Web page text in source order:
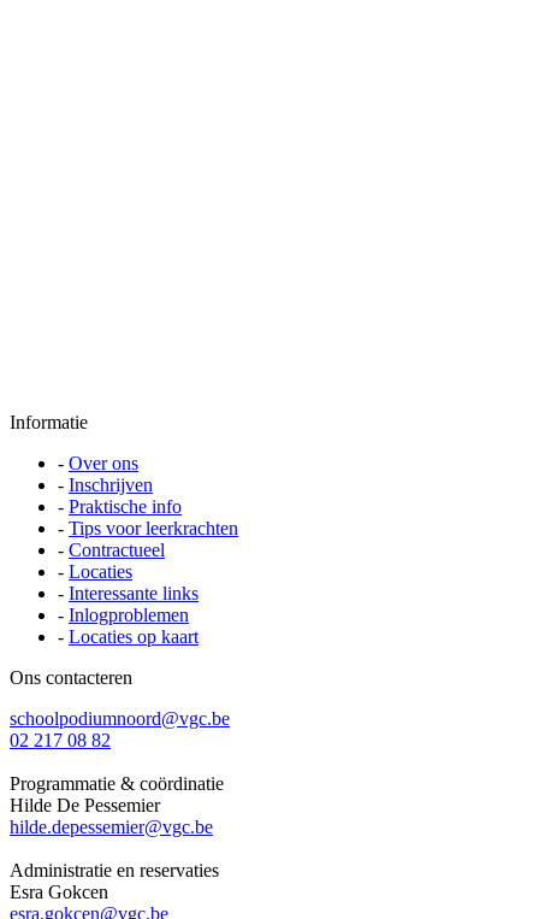
Informatie
- Over ons
- Inschrijven
- Praktische info
- Tips voor leerkrachten
- Contractueel
- Locaties
- Interessante links
- Inlogproblemen
- Locaties op kaart
Ons contacteren
schoolpodiumnoord@vgc.be
02 217 08 82
Programmatie & coördinatie
Hilde De Pessemier
hilde.depessemier@vgc.be
Administratie en reservaties
Esra Gokcen
esra.gokcen@vgc.be